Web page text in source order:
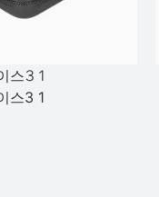
스3 1
스3 1